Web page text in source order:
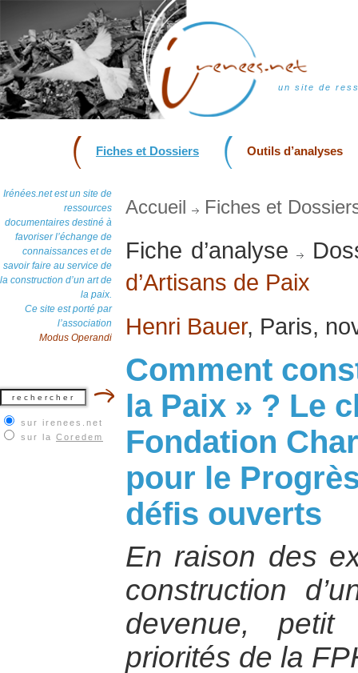
un site de
Fiches et Dossiers Outils d’analyses
Irénées.net est un site de
ressources
documentaires destiné à
favoriser l’échange de
connaissances et de
savoir faire au service de
la construction d’un art de
la paix.
Ce site est porté par
l’association
Modus Operandi
sur irenees.net
sur la Coredem
Accueil Fiches et
Fiche d’analyse
d’Artisans de Paix
Henri Bauer, Paris,
Comment
la Paix » ? Le
Fondation
pour le
défis ouverts
En raison des
construction
devenue,
priorités de la